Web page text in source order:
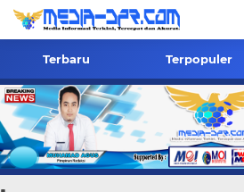
Terbaru Terpopuler
.